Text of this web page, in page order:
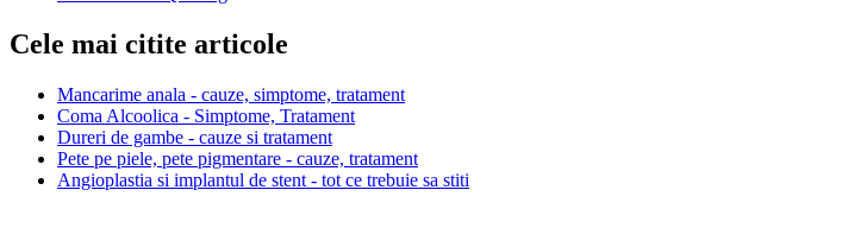
Cele mai citite articole
Mancarime anala - cauze, simptome, tratament
Coma Alcoolica - Simptome, Tratament
Dureri de gambe - cauze si tratament
Pete pe piele, pete pigmentare - cauze, tratament
Angioplastia si implantul de stent - tot ce trebuie sa stiti